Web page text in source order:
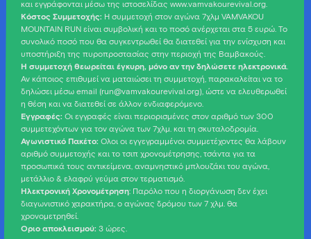
και εγγράφονται μέσω της ιστοσελίδας www.vamvakourevival.org.
Κόστος Συμμετοχής: Η συμμετοχή στον αγώνα 7χλμ VAMVAKOU
MOUNTAIN RUN είναι συμβολική και το ποσό ανέρχεται στα 5 ευρώ. Το
συνολικό ποσό που θα συγκεντρωθεί θα διατεθεί για την ενίσχυση και
υποστήριξη της πυροπροστασίας στην περιοχή της Βαμβακούς.
Η συμμετοχή θεωρείται έγκυρη, μόνο αν την δηλώσετε ηλεκτρονικά.
Αν κάποιος επιθυμεί να ματαιώσει τη συμμετοχή, παρακαλείται να το
δηλώσει μέσω email (run@vamvakourevival.org), ώστε να ελευθερωθεί
η θέση και να διατεθεί σε άλλον ενδιαφερόμενο.
Εγγραφές: Οι εγγραφές είναι περιορισμένες στον αριθμό των 300
συμμετεχόντων για τον αγώνα των 7χλμ. και τη σκυταλοδρομία.
Αγωνιστικό Πακέτο: Όλοι οι εγγεγραμμένοι συμμετέχοντες θα λάβουν
αριθμό συμμετοχής και το τσιπ χρονομέτρησης, τσάντα για τα
προσωπικά τους αντικείμενα, αναμνηστικό μπλουζάκι του αγώνα,
μετάλλιο & ελαφρύ γεύμα στον τερματισμό.
Ηλεκτρονική Χρονομέτρηση: Παρόλο που η διοργάνωση δεν έχει
διαγωνιστικό χαρακτήρα, ο αγώνας δρόμου των 7 χλμ. θα
χρονομετρηθεί.
Όριο αποκλεισμού: 3 ώρες.